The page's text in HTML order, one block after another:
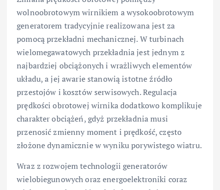
wolnoobrotowym wirnikiem a wysokoobrotowym
generatorem tradycyjnie realizowana jest za
pomocą przekładni mechanicznej. W turbinach
wielomegawatowych przekładnia jest jednym z
najbardziej obciążonych i wrażliwych elementów
układu, a jej awarie stanowią istotne źródło
przestojów i kosztów serwisowych. Regulacja
prędkości obrotowej wirnika dodatkowo komplikuje
charakter obciążeń, gdyż przekładnia musi
przenosić zmienny moment i prędkość, często
złożone dynamicznie w wyniku porywistego wiatru.
Wraz z rozwojem technologii generatorów
wielobiegunowych oraz energoelektroniki coraz